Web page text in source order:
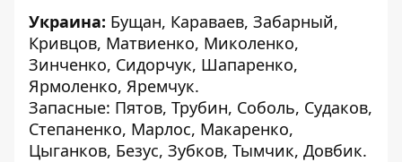
Украина: Бущан, Караваев, Забарный,
Кривцов, Матвиенко, Миколенко,
Зинченко, Сидорчук, Шапаренко,
Ярмоленко, Яремчук.
Запасные: Пятов, Трубин, Соболь, Судаков,
Степаненко, Марлос, Макаренко,
Цыганков, Безус, Зубков, Тымчик, Довбик.